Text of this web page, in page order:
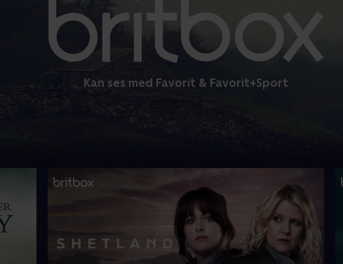
Kan ses med Favorit & Favorit+Sport